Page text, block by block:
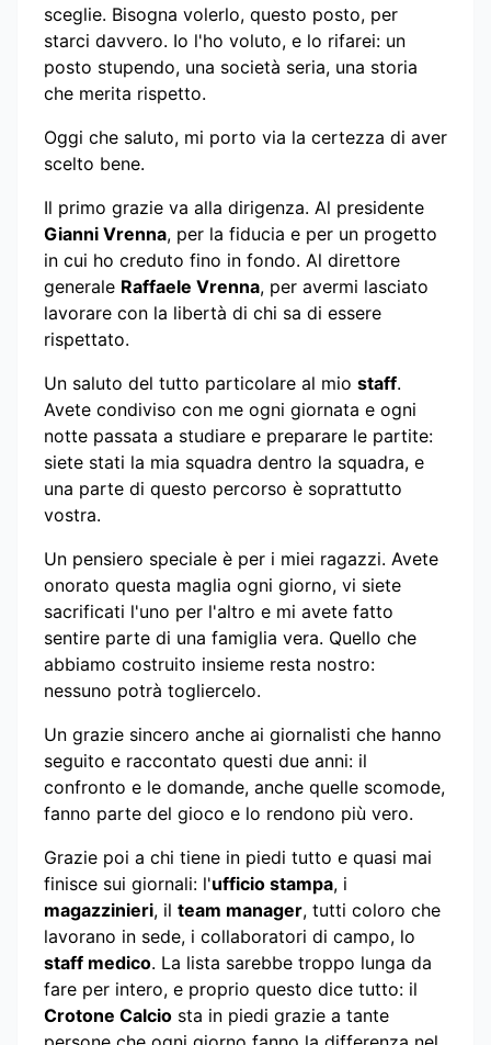
sceglie. Bisogna volerlo, questo posto, per
starci davvero. Io l'ho voluto, e lo rifarei: un
posto stupendo, una società seria, una storia
che merita rispetto.
Oggi che saluto, mi porto via la certezza di aver
scelto bene.
Il primo grazie va alla dirigenza. Al presidente
Gianni Vrenna, per la fiducia e per un progetto
in cui ho creduto fino in fondo. Al direttore
generale Raffaele Vrenna, per avermi lasciato
lavorare con la libertà di chi sa di essere
rispettato.
Un saluto del tutto particolare al mio staff.
Avete condiviso con me ogni giornata e ogni
notte passata a studiare e preparare le partite:
siete stati la mia squadra dentro la squadra, e
una parte di questo percorso è soprattutto
vostra.
Un pensiero speciale è per i miei ragazzi. Avete
onorato questa maglia ogni giorno, vi siete
sacrificati l'uno per l'altro e mi avete fatto
sentire parte di una famiglia vera. Quello che
abbiamo costruito insieme resta nostro:
nessuno potrà togliercelo.
Un grazie sincero anche ai giornalisti che hanno
seguito e raccontato questi due anni: il
confronto e le domande, anche quelle scomode,
fanno parte del gioco e lo rendono più vero.
Grazie poi a chi tiene in piedi tutto e quasi mai
finisce sui giornali: l'ufficio stampa, i
magazzinieri, il team manager, tutti coloro che
lavorano in sede, i collaboratori di campo, lo
staff medico. La lista sarebbe troppo lunga da
fare per intero, e proprio questo dice tutto: il
Crotone Calcio sta in piedi grazie a tante